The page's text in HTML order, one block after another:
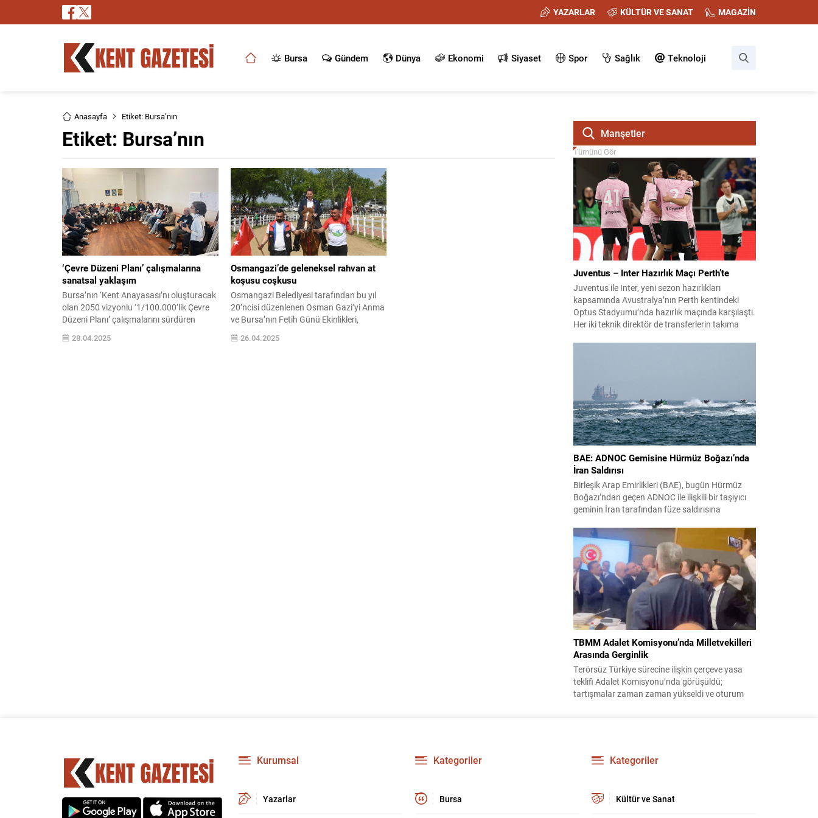
YAZARLAR KÜLTÜR VE SANAT MAGAZİN
Bursa Gündem Dünya Ekonomi Siyaset Spor Sağlık Teknoloji
Anasayfa Etiket: Bursa’nın
Etiket: Bursa’nın
‘Çevre Düzeni Planı’ çalışmalarına
sanatsal yaklaşım
Bursa’nın ‘Kent Anayasası’nı oluşturacak
olan 2050 vizyonlu ‘1/100.000’lik Çevre
Düzeni Planı’ çalışmalarını sürdüren
Büyükşehir Belediyesi, akademik odalar,
üniversiteler, akademisyenler ve
28.04.2025
Osmangazi’de geleneksel rahvan at
koşusu coşkusu
Osmangazi Belediyesi tarafından bu yıl
20’ncisi düzenlenen Osman Gazi’yi Anma
ve Bursa’nın Fetih Günü Ekinlikleri,
Rahvan At Koşusu ile devam etti. Büyük
bir coşku ve heyecanın yaşandığı
26.04.2025
Manşetler
Tümünü Gör
Juventus – Inter Hazırlık Maçı Perth’te
Juventus ile Inter, yeni sezon hazırlıkları
kapsamında Avustralya’nın Perth kentindeki
Optus Stadyumu’nda hazırlık maçında karşılaştı.
Her iki teknik direktör de transferlerin takıma
Yıldız ilk 11’de görev alırken,...
BAE: ADNOC Gemisine Hürmüz Boğazı’nda
İran Saldırısı
Birleşik Arap Emirlikleri (BAE), bugün Hürmüz
Boğazı’ndan geçen ADNOC ile ilişkili bir taşıyıcı
geminin İran tarafından füze saldırısına
alındığını bildirirken saldırıyı kınadı ve Tahran’ı
korsanlıkla suçladı. WAM ajansının aktardığı ilk
açıklamada, ADNOC’a ait bir geminin sabah
saatlerinde hedef alındığı belirtildi; ilerleyen
dakikalarda ise BAE...
TBMM Adalet Komisyonu’nda Milletvekilleri
Arasında Gerginlik
Terörsüz Türkiye sürecine ilişkin çerçeve yasa
teklifi Adalet Komisyonu’nda görüşüldü;
tartışmalar zaman zaman yükseldi ve oturum
arasında söz düellosu başladı; taraflar birbirlerini
sert ifadelerle eleştirdi. Tartışma...
Kurumsal
Yazarlar
Kategoriler
Bursa
Kategoriler
Kültür ve Sanat